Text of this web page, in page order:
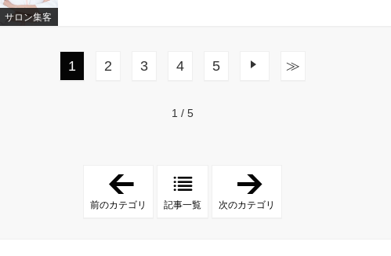
サロン集客
1 2 3 4 5 次へ
≫
1 / 5
前のカテゴリ 記事一覧 次のカテゴリ